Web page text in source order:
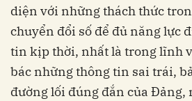
diện với những thách thức
chuyển đổi số để đủ năng lực
tin kịp thời, nhất là trong lĩnh
bác những thông tin sai trái,
đường lối đúng đắn của Đảng,